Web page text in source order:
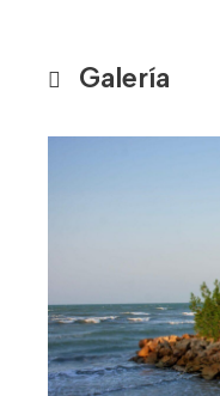
Galería